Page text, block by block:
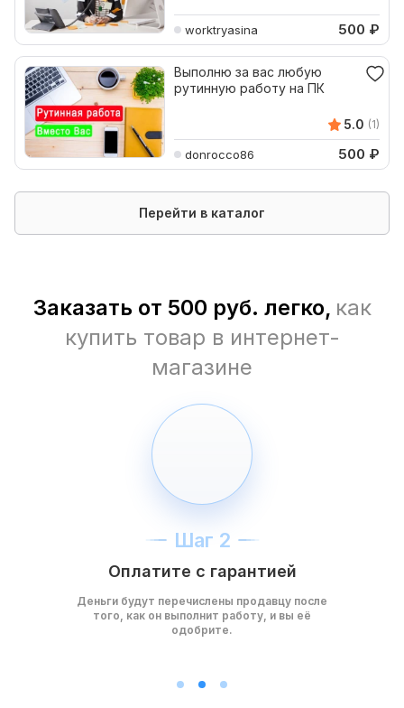
worktryasina 500 ₽
Выполню за вас любую
рутинную работу на ПК
5.0 (1)
donrocco86 500 ₽
Перейти в каталог
Заказать от 500 руб. легко, как
купить товар в интернет-
магазине
Шаг 2
Оплатите с гарантией
Деньги будут перечислены продавцу после
того, как он выполнит работу, и вы её
одобрите.